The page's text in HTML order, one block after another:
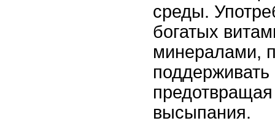
среды.
богатых
минералами,
высыпания.